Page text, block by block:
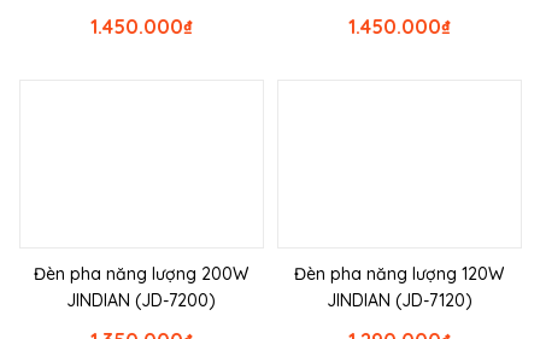
₫
1.450.000 ₫
1.450.000
Đèn pha năng lượng 200W
JINDIAN (JD-7200)
Đèn pha năng lượng 120W
JINDIAN (JD-7120)